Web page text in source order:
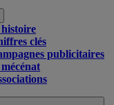
clés
publicitaires